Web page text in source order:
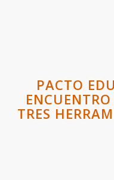
PACTO
TRES